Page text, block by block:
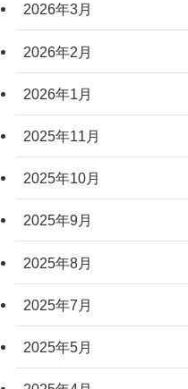
2026年3月
2026年2月
2026年1月
2025年11月
2025年10月
2025年9月
2025年8月
2025年7月
2025年5月